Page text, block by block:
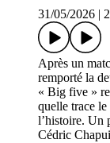
31/05/2026
Après un
remporté la
« Big five »
quelle trace
l’histoire. Un
Cédric